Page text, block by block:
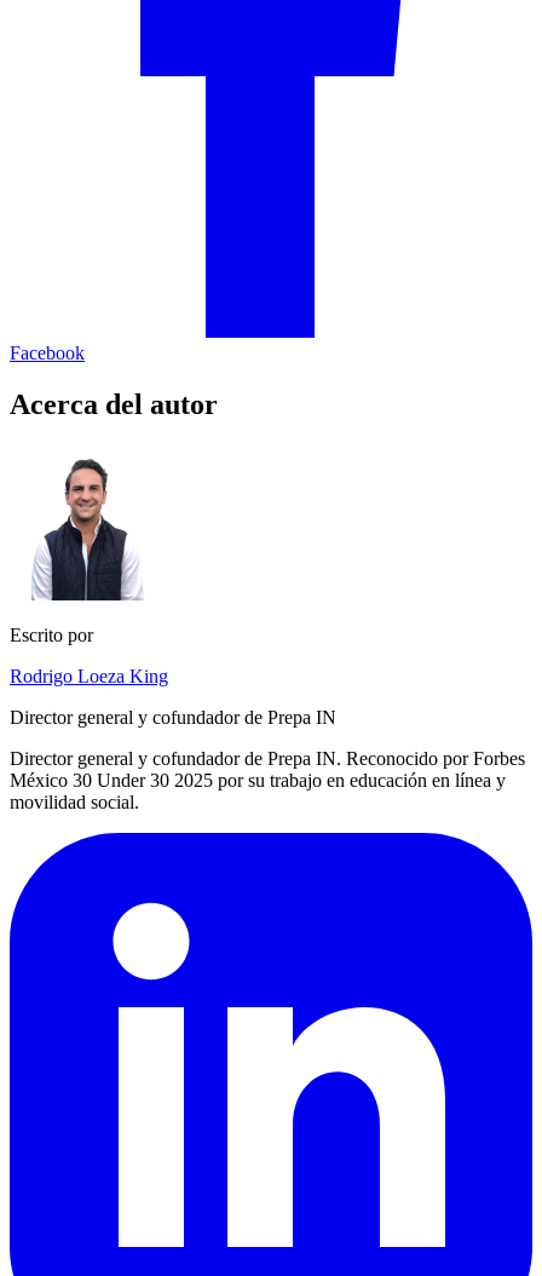
Facebook
Acerca del autor
Escrito por
Rodrigo Loeza King
Director general y cofundador de Prepa IN
Director general y cofundador de Prepa IN. Reconocido por Forbes
México 30 Under 30 2025 por su trabajo en educación en línea y
movilidad social.